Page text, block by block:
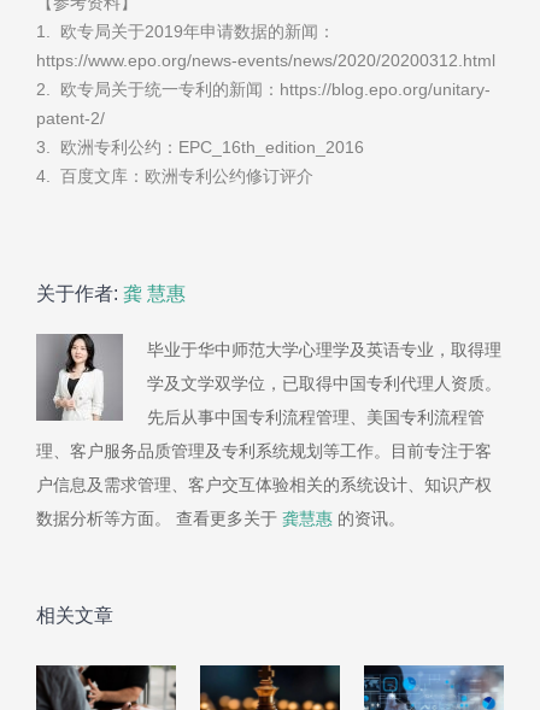
1. 欧专局关于2019年申请数据的新闻：
https://www.epo.org/news-events/news/2020/20200312.html
2. 欧专局关于统一专利的新闻：https://blog.epo.org/unitary-
patent-2/
3. 欧洲专利公约：EPC_16th_edition_2016
4. 百度文库：欧洲专利公约修订评介
关于作者: 龚 慧惠
毕业于华中师范大学心理学及英语专业，取得理
学及文学双学位，已取得中国专利代理人资质。
先后从事中国专利流程管理、美国专利流程管
理、客户服务品质管理及专利系统规划等工作。目前专注于客
户信息及需求管理、客户交互体验相关的系统设计、知识产权
数据分析等方面。 查看更多关于 龚慧惠 的资讯。
相关文章